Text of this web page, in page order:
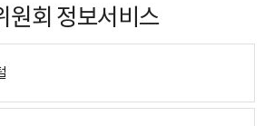
원회 정보서비스